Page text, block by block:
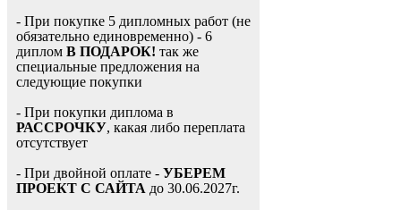
- При покупке 5 дипломных работ (не
обязательно единовременно) - 6
диплом В ПОДАРОК! так же
специальные предложения на
следующие покупки
- При покупки диплома в
РАССРОЧКУ, какая либо переплата
отсутствует
- При двойной оплате - УБЕРЕМ
ПРОЕКТ С САЙТА до 30.06.2027г.